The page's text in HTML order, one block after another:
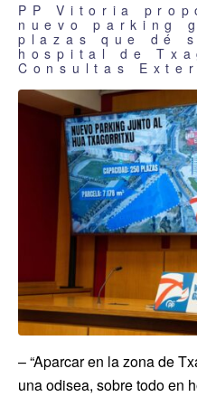
PP Vitoria
nuevo parking
plazas que dé
hospital de
Consultas
– “Aparcar en la zona de
una odisea, sobre todo en